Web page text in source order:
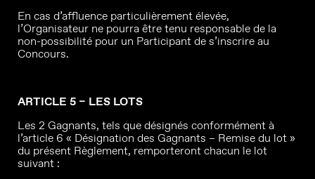
En cas d’affluence particulièrement élevée,
l’Organisateur ne pourra être tenu responsable de la
non-possibilité pour un Participant de s’inscrire au
Concours.
ARTICLE 5 – LES LOTS
Les 2 Gagnants, tels que désignés conformément à
l’article 6 « Désignation des Gagnants – Remise du lot »
du présent Règlement, remporteront chacun le lot
suivant :